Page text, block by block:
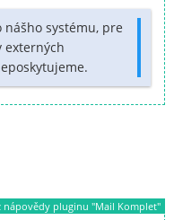
systému, pre
externých
nápovědy pluginu "Mail Komplet"